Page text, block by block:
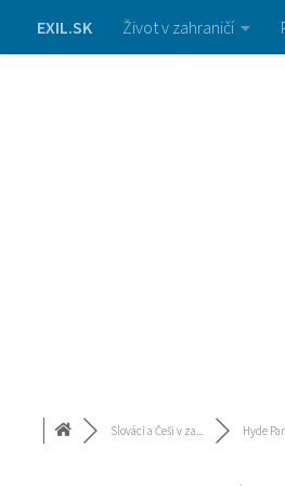
EXIL.SK Život v zahraničí
Slováci a Češi v za... Hyde